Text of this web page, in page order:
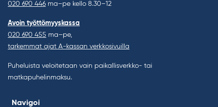
020 690 446 ma–pe kello 8.30–12
Avoin työttömyyskassa
020 690 455 ma–pe,
tarkemmat ajat A-kassan verkkosivuilla
Puheluista veloitetaan vain paikallisverkko- tai
matkapuhelinmaksu.
Navigoi